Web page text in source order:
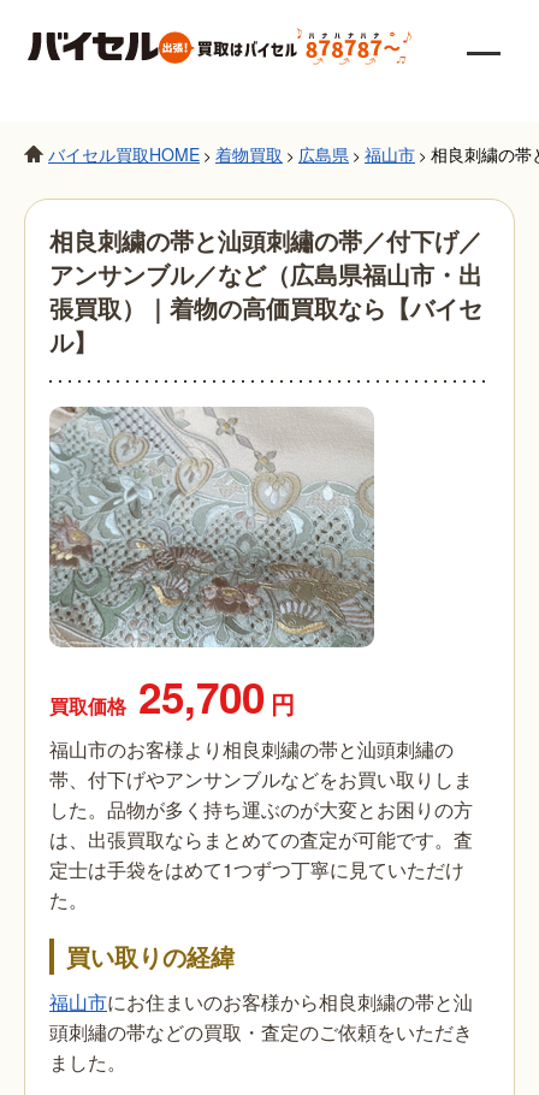
バイセル買取HOME > 着物買取 > 広島県 > 福山市 > 相良刺繍の帯
相良刺繍の帯と汕頭刺繡の帯／付下げ／
アンサンブル／など（広島県福山市・出
張買取）｜着物の高価買取なら【バイセ
ル】
買取価格 25,700 円
福山市のお客様より相良刺繍の帯と汕頭刺繡の
帯、付下げやアンサンブルなどをお買い取りしま
した。品物が多く持ち運ぶのが大変とお困りの方
は、出張買取ならまとめての査定が可能です。査
定士は手袋をはめて1つずつ丁寧に見ていただけ
た。
買い取りの経緯
福山市にお住まいのお客様から相良刺繍の帯と汕
頭刺繡の帯などの買取・査定のご依頼をいただき
ました。